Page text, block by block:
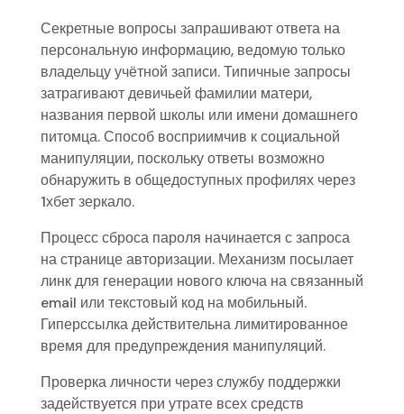
Секретные вопросы запрашивают ответа на
персональную информацию, ведомую только
владельцу учётной записи. Типичные запросы
затрагивают девичьей фамилии матери,
названия первой школы или имени домашнего
питомца. Способ восприимчив к социальной
манипуляции, поскольку ответы возможно
обнаружить в общедоступных профилях через
1хбет зеркало.
Процесс сброса пароля начинается с запроса
на странице авторизации. Механизм посылает
линк для генерации нового ключа на связанный
email или текстовый код на мобильный.
Гиперссылка действительна лимитированное
время для предупреждения манипуляций.
Проверка личности через службу поддержки
задействуется при утрате всех средств